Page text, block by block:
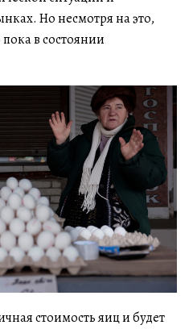
Но несмотря на это,
в состоянии
стоимость яиц и будет